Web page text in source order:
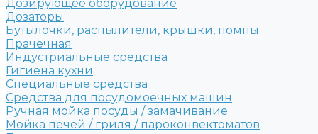
Дозирующее оборудование
Дозаторы
Бутылочки, распылители, крышки, помпы
Прачечная
Индустриальные средства
Гигиена кухни
Специальные средства
Средства для посудомоечных машин
Ручная мойка посуды / замачивание
Мойка печей / гриля / пароконвектоматов